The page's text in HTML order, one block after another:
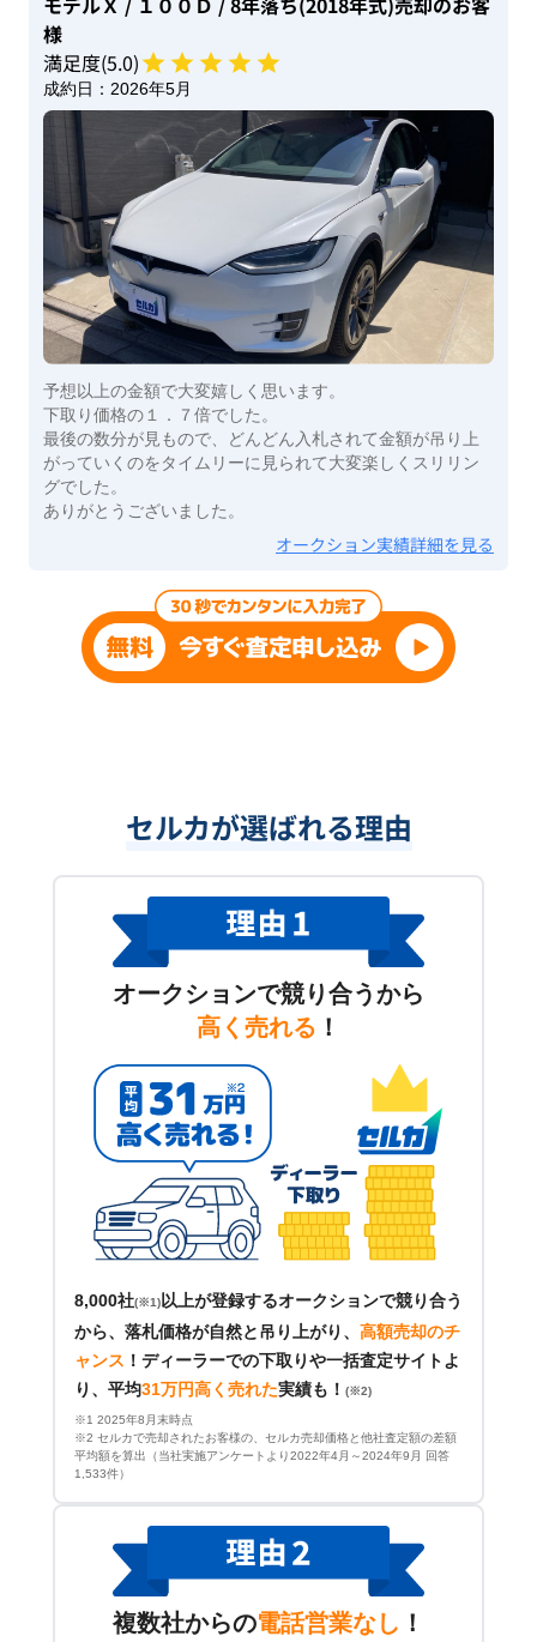
様
満足度(5.0)
成約日： 2026年5月
予想以上の金額で大変嬉しく思います。
下取り価格の１．７倍でした。
最後の数分が見もので、どんどん入札されて金額が吊り上
がっていくのをタイムリーに見られて大変楽しくスリリン
グでした。
ありがとうございました。
オークション実績詳細を見る
セルカが選ばれる理由
オークションで競り合うから
高く売れる ！
8,000社(※1) 以上が登録するオークションで競り合う
から、落札価格が自然と吊り上がり、 高額売却のチ
ャンス ！ ディーラーでの下取りや一括査定サイトよ
り、平均31万円高く売れた実績も！ (※2)
※1 2025年8月末時点
※2 セルカで売却されたお客様の、セルカ売却価格と他社査定額の差額
平均額を算出（当社実施アンケートより2022年4月～2024年9月 回答
1,533件）
複数社からの電話営業なし ！